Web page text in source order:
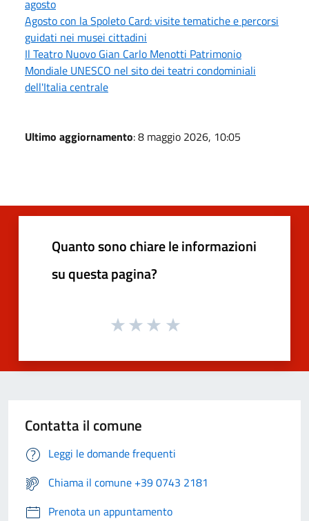
agosto
Agosto con la Spoleto Card: visite tematiche e percorsi
guidati nei musei cittadini
Il Teatro Nuovo Gian Carlo Menotti Patrimonio
Mondiale UNESCO nel sito dei teatri condominiali
dell'Italia centrale
Ultimo aggiornamento: 8 maggio 2026, 10:05
Quanto sono chiare le informazioni
su questa pagina?
Contatta il comune
Leggi le domande frequenti
Chiama il comune +39 0743 2181
Prenota un appuntamento